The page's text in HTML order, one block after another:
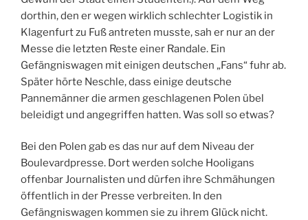
dorthin, den er wegen wirklich schlechter Logistik in
Klagenfurt zu Fuß antreten musste, sah er nur an der
Messe die letzten Reste einer Randale. Ein
Gefängniswagen mit einigen deutschen „Fans“ fuhr ab.
Später hörte Neschle, dass einige deutsche
Pannemänner die armen geschlagenen Polen übel
beleidigt und angegriffen hatten. Was soll so etwas?
Bei den Polen gab es das nur auf dem Niveau der
Boulevardpresse. Dort werden solche Hooligans
offenbar Journalisten und dürfen ihre Schmähungen
öffentlich in der Presse verbreiten. In den
Gefängniswagen kommen sie zu ihrem Glück nicht.